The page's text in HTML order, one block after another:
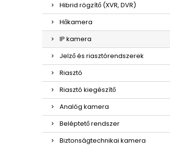
Hibrid rögzítő (XVR, DVR)
Hőkamera
IP kamera
Jelző és riasztórendszerek
Riasztó
Riasztó kiegészítő
Analóg kamera
Beléptető rendszer
Biztonságtechnikai kamera